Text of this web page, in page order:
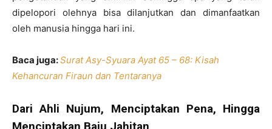
dipelopori olehnya bisa dilanjutkan dan dimanfaatkan
oleh manusia hingga hari ini.
Baca juga:Surat Asy-Syuara Ayat 65 – 68: Kisah
Kehancuran Firaun dan Tentaranya
Dari Ahli Nujum, Menciptakan Pena, Hingga